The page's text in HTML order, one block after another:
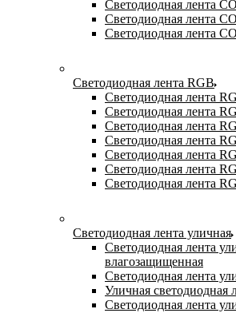
Светодиодная лента
Светодиодная лента
Светодиодная лента
Светодиодная лента RGB
Светодиодная лента
Светодиодная лента
Светодиодная лента
Светодиодная лента
Светодиодная лента
Светодиодная лента
Светодиодная лента
Светодиодная лента уличная
Светодиодная лента
влагозащищенная
Светодиодная лента
Уличная светодиодная
Светодиодная лента